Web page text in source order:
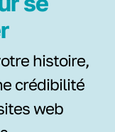
histoire,
crédibilité
web